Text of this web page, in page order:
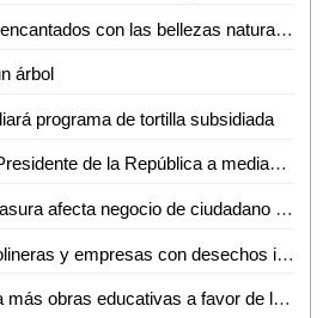
Michoacanos quedan encantados con las bellezas naturales de la Huasteca Potosina
árbol
programa de tortilla subsidiada
Se prevé la visita del Presidente de la República a mediados de julio: David Medina
Olor insoportable de basura afecta negocio de ciudadano en Ciudad Valles
En SLP gaseras, gasolineras y empresas con desechos industriales operan de manera ilegal
Ricardo Gallardo inicia más obras educativas a favor de la niñez potosina